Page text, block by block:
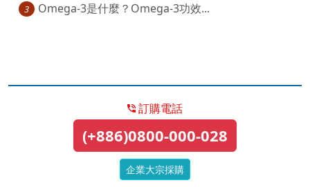
3 Omega-3是什麼？Omega-3功效...
訂購電話
(+886)0800-000-028
企業大宗採購